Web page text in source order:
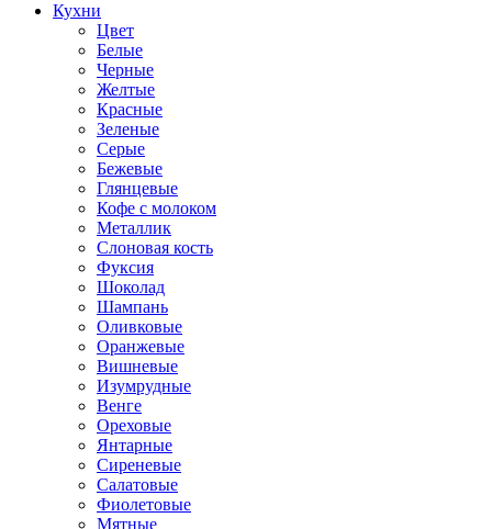
Кухни
Цвет
Белые
Черные
Желтые
Красные
Зеленые
Серые
Бежевые
Глянцевые
Кофе с молоком
Металлик
Слоновая кость
Фуксия
Шоколад
Шампань
Оливковые
Оранжевые
Вишневые
Изумрудные
Венге
Ореховые
Янтарные
Сиреневые
Салатовые
Фиолетовые
Мятные